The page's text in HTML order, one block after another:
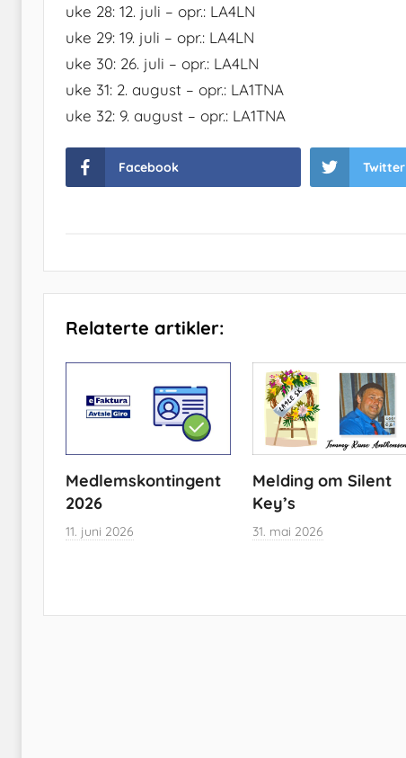
uke 28: 12. juli – opr.: LA4LN
uke 29: 19. juli – opr.: LA4LN
uke 30: 26. juli – opr.: LA4LN
uke 31: 2. august – opr.: LA1TNA
uke 32: 9. august – opr.: LA1TNA
Facebook Twitter
Relaterte artikler:
Medlemskontingent
2026
11. juni 2026
Melding om Silent
Key’s
31. mai 2026